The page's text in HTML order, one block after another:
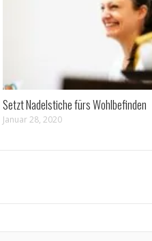
Setzt Nadelstiche fürs Wohlbefinden
Januar 28, 2020